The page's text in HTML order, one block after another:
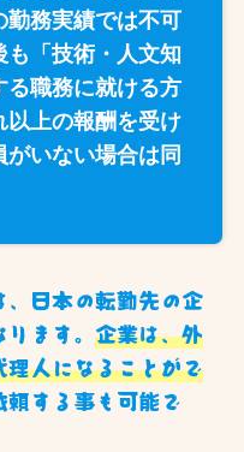
勤務実績では不可
「技術・人文知
る職務に就ける方
以上の報酬を受け
いない場合は同
、日本の転勤先の企
ます。 企業は、外
人になることがで
する事も可能で